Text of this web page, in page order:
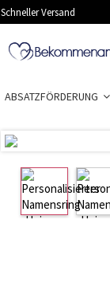
Schneller Versand
ABSATZFÖRDERUNG